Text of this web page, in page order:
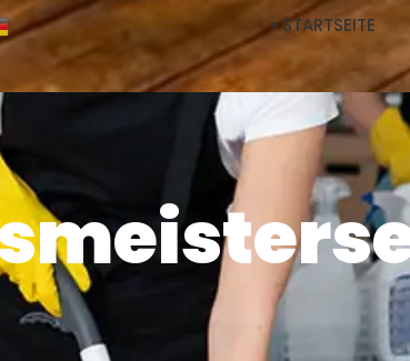
» STARTSEITE